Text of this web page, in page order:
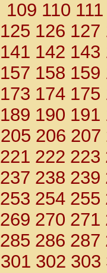
109 110 111
125 126 127
141 142 143
157 158 159
173 174 175
189 190 191
205 206 207
221 222 223
237 238 239
253 254 255
269 270 271
285 286 287
301 302 303